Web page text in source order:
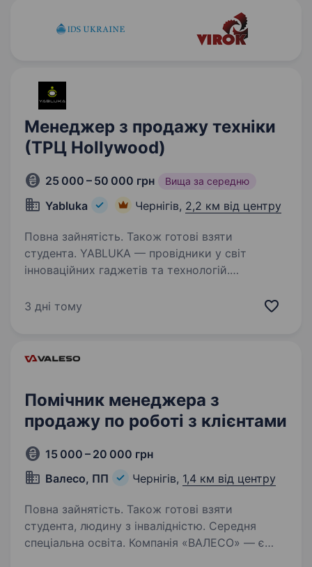
Менеджер з продажу техніки
(ТРЦ Hollywood)
25 000 – 50 000 грн Вища за середню
Yabluka Чернігів, 2,2 км від центру
Повна зайнятість. Також готові взяти
студента. YABLUKA — провідники у світ
інноваційних гаджетів та технологій.
масштабу з особливою культурою експертизи
3 дні тому
Помічник менеджера з
продажу по роботі з клієнтами
15 000 – 20 000 грн
Валесо, ПП
Чернігів, 1,4 км від центру
Повна зайнятість. Також готові взяти
студента, людину з інвалідністю. Середня
спеціальна освіта. Компанія «ВАЛЕСО» — є